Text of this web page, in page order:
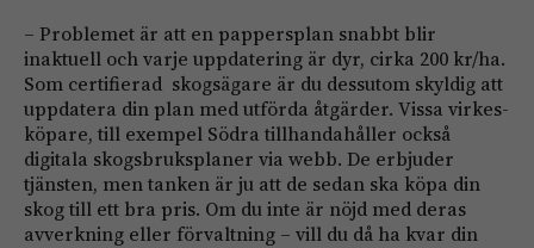
– Problemet är att en pappersplan snabbt blir
inaktuell och varje uppdatering är dyr, cirka 200 kr/ha.
Som certifierad skogsägare är du dessutom skyldig att
uppdatera din plan med utförda åtgärder. Vissa virkes-
köpare, till exempel Södra tillhandahåller också
digitala skogsbruksplaner via webb. De erbjuder
tjänsten, men tanken är ju att de sedan ska köpa din
skog till ett bra pris. Om du inte är nöjd med deras
avverkning eller förvaltning – vill du då ha kvar din